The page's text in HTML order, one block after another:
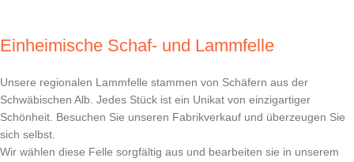
Einheimische Schaf- und Lammfelle
Unsere regionalen Lammfelle stammen von Schäfern aus der
Schwäbischen Alb. Jedes Stück ist ein Unikat von einzigartiger
Schönheit. Besuchen Sie unseren Fabrikverkauf und überzeugen Sie
sich selbst.
Wir wählen diese Felle sorgfältig aus und bearbeiten sie in unserem